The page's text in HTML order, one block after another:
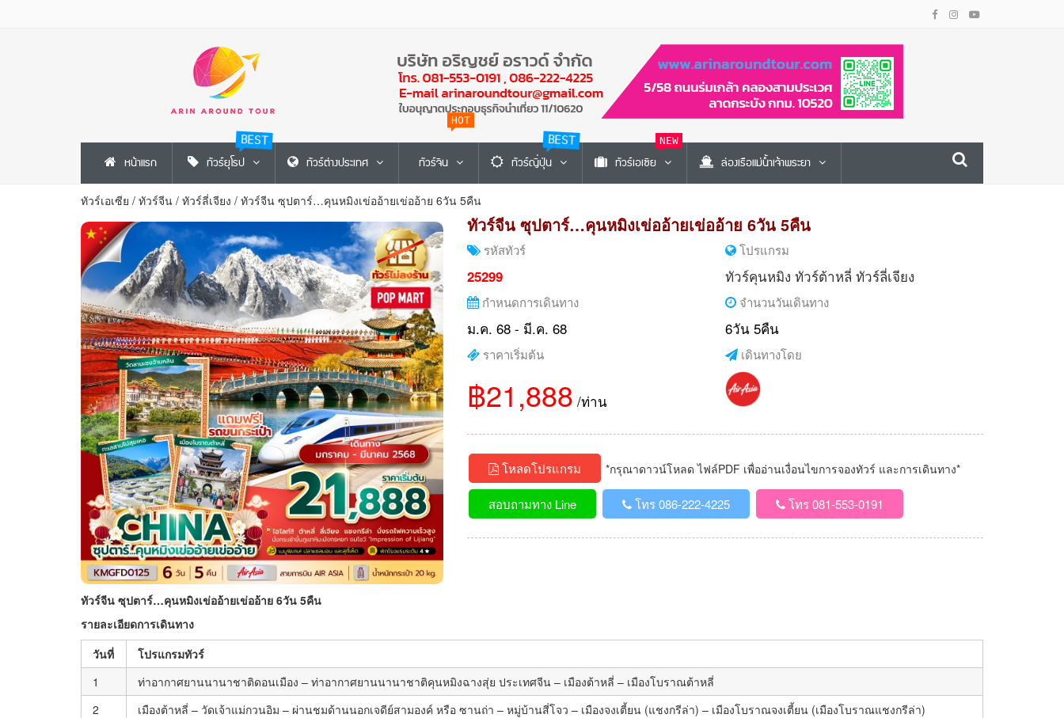
หน้าแรก ทัวร์ยุโรป
BEST
ทัวร์ต่างประเทศ ทัวร์จีน
HOT
ทัวร์ญี่ปุ่น
BEST
ทัวร์เอเซีย
NEW
ล่องเรือแม่น้ำเจ้าพระยา
ทัวร์เอเซีย / ทัวร์จีน / ทัวร์ลี่เจียง / ทัวร์จีน ซุปตาร์…คุนหมิงเข่ออ้ายเข่ออ้าย 6วัน 5คืน
ทัวร์จีน ซุปตาร์…คุนหมิงเข่ออ้ายเข่ออ้าย 6วัน 5คืน
รหัสทัวร์
25299
โปรแกรม
ทัวร์คุนหมิง ทัวร์ต้าหลี่ ทัวร์ลี่เจียง
กำหนดการเดินทาง
ม.ค. 68 - มี.ค. 68
จำนวนวันเดินทาง
6วัน 5คืน
ราคาเริ่มต้น
฿21,888 /ท่าน
เดินทางโดย
โหลดโปรแกรม *กรุณาดาวน์โหลด ไฟล์PDF เพื่ออ่านเงื่อนไขการจองทัวร์ และการเดินทาง*
สอบถามทาง Line โทร 086-222-4225 โทร 081-553-0191
ทัวร์จีน ซุปตาร์…คุนหมิงเข่ออ้ายเข่ออ้าย 6วัน 5คืน
รายละเอียดการเดินทาง
วันที่
โปรแกรมทัวร์
1
ท่าอากาศยานนานาชาติดอนเมือง – ท่าอากาศยานนานาชาติคุนหมิงฉางสุ่ย ประเทศจีน – เมืองต้าหลี่ – เมืองโบราณต้าหลี่
2
เมืองต้าหลี่ – วัดเจ้าแม่กวนอิม – ผ่านชมด้านนอกเจดีย์สามองค์ หรือ ซานถ่า – หมู่บ้านสี่โจว – เมืองจงเตี้ยน (แชงกรีล่า) – เมืองโบราณจงเตี้ยน (เมืองโบราณแชงกรีล่า)